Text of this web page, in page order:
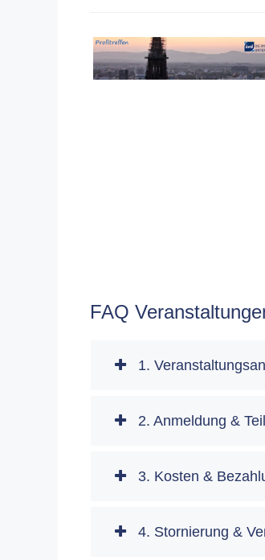
FAQ
1.
2. Anmeldung &
3. Kosten &
4. Stornierung &